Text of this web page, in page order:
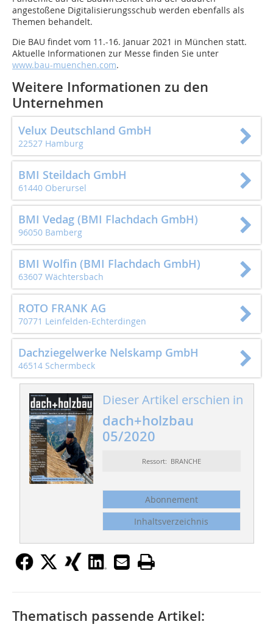
angestoßene Digitalisierungsschub werden ebenfalls als
Themen behandelt.
Die BAU findet vom 11.-16. Januar 2021 in München statt.
Aktuelle Informationen zur Messe finden Sie unter
www.bau-muenchen.com.
Weitere Informationen zu den
Unternehmen
Velux Deutschland GmbH
22527 Hamburg
BMI Steildach GmbH
61440 Oberursel
BMI Vedag (BMI Flachdach GmbH)
96050 Bamberg
BMI Wolfin (BMI Flachdach GmbH)
63607 Wächtersbach
ROTO FRANK AG
70771 Leinfelden-Echterdingen
Dachziegelwerke Nelskamp GmbH
46514 Schermbeck
Dieser Artikel erschien in
dach+holzbau
05/2020
Ressort: BRANCHE
Abonnement
Inhaltsverzeichnis
Thematisch passende Artikel: